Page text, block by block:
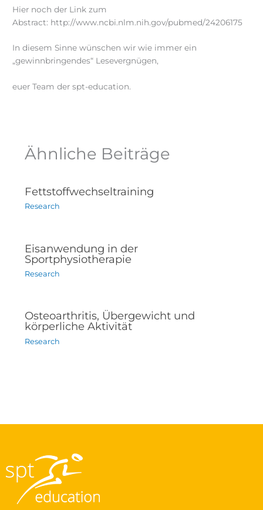
Hier noch der Link zum
Abstract: http://www.ncbi.nlm.nih.gov/pubmed/24206175
In diesem Sinne wünschen wir wie immer ein
„gewinnbringendes“ Lesevergnügen,
euer Team der spt-education.
Ähnliche Beiträge
Fettstoffwechseltraining
Research
Eisanwendung in der
Sportphysiotherapie
Research
Osteoarthritis, Übergewicht und
körperliche Aktivität
Research